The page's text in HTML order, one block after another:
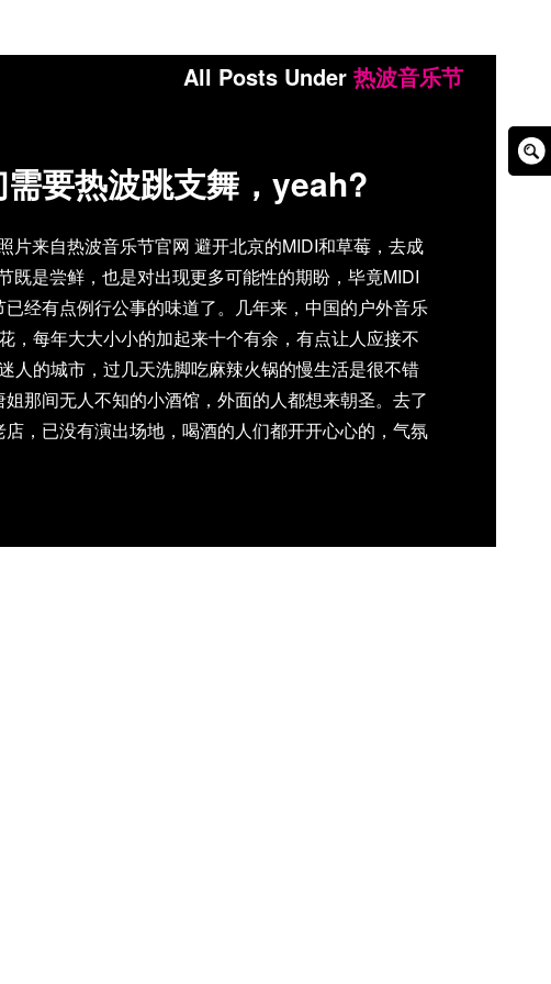
All Posts Under 热波音乐节
要热波跳支舞，yeah?
片来自热波音乐节官网 避开北京的MIDI和草莓，去成
既是尝鲜，也是对出现更多可能性的期盼，毕竟MIDI
已经有点例行公事的味道了。几年来，中国的户外音乐
，每年大大小小的加起来十个有余，有点让人应接不
人的城市，过几天洗脚吃麻辣火锅的慢生活是很不错
那间无人不知的小酒馆，外面的人都想来朝圣。去了
，已没有演出场地，喝酒的人们都开开心心的，气氛
于二个舞台，场场不落。只是第三天民谣专场时，小